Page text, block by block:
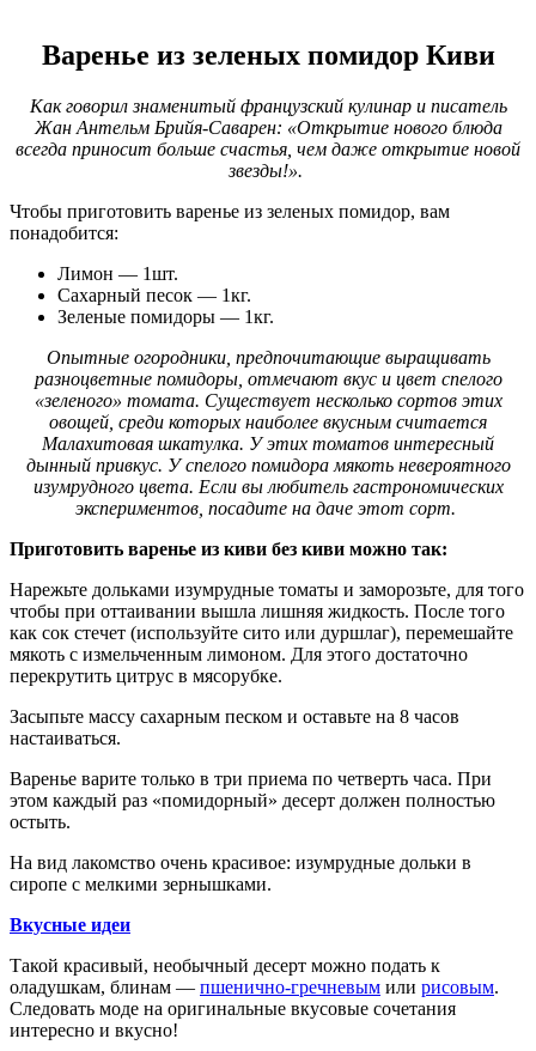
Варенье из зеленых помидор Киви
Как говорил знаменитый французский кулинар и писатель
Жан Антельм Брийя-Саварен: «Открытие нового блюда
всегда приносит больше счастья, чем даже открытие новой
звезды!».
Чтобы приготовить варенье из зеленых помидор, вам
понадобится:
Лимон — 1шт.
Сахарный песок — 1кг.
Зеленые помидоры — 1кг.
Опытные огородники, предпочитающие выращивать
разноцветные помидоры, отмечают вкус и цвет спелого
«зеленого» томата. Существует несколько сортов этих
овощей, среди которых наиболее вкусным считается
Малахитовая шкатулка. У этих томатов интересный
дынный привкус. У спелого помидора мякоть невероятного
изумрудного цвета. Если вы любитель гастрономических
экспериментов, посадите на даче этот сорт.
Приготовить варенье из киви без киви можно так:
Нарежьте дольками изумрудные томаты и заморозьте, для того
чтобы при оттаивании вышла лишняя жидкость. После того
как сок стечет (используйте сито или дуршлаг), перемешайте
мякоть с измельченным лимоном. Для этого достаточно
перекрутить цитрус в мясорубке.
Засыпьте массу сахарным песком и оставьте на 8 часов
настаиваться.
Варенье варите только в три приема по четверть часа. При
этом каждый раз «помидорный» десерт должен полностью
остыть.
На вид лакомство очень красивое: изумрудные дольки в
сиропе с мелкими зернышками.
Вкусные идеи
Такой красивый, необычный десерт можно подать к
оладушкам, блинам — пшенично-гречневым или рисовым.
Следовать моде на оригинальные вкусовые сочетания
интересно и вкусно!